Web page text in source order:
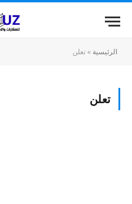
الرئيسية »تعلن
تعلن